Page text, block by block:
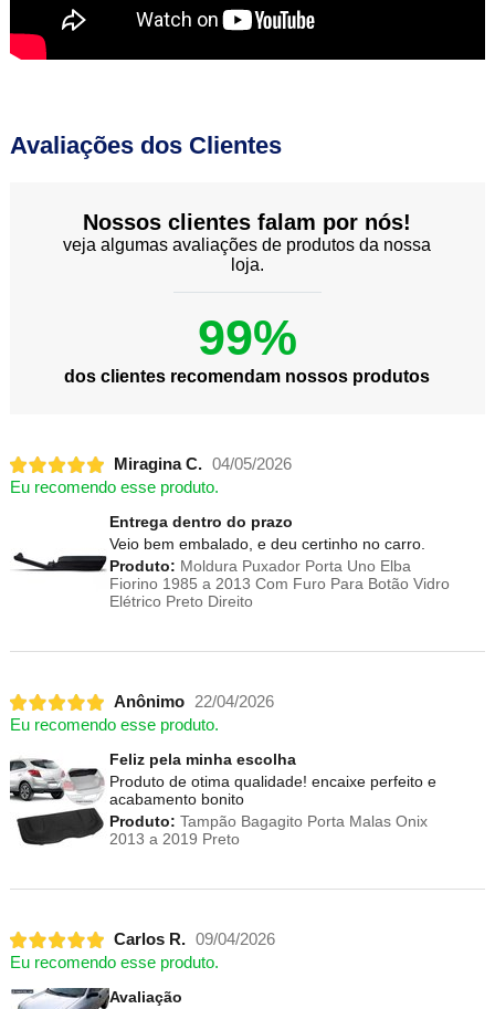
Avaliações dos Clientes
Nossos clientes falam por nós!
veja algumas avaliações de produtos da nossa
loja.
99%
dos clientes recomendam nossos produtos
Miragina C. 04/05/2026
Eu recomendo esse produto.
Entrega dentro do prazo
Veio bem embalado, e deu certinho no carro.
Produto: Moldura Puxador Porta Uno Elba
Fiorino 1985 a 2013 Com Furo Para Botão Vidro
Elétrico Preto Direito
Anônimo
22/04/2026
Eu recomendo esse produto.
Feliz pela minha escolha
Produto de otima qualidade! encaixe perfeito e
acabamento bonito
Produto: Tampão Bagagito Porta Malas Onix
2013 a 2019 Preto
Carlos R. 09/04/2026
Eu recomendo esse produto.
Avaliação